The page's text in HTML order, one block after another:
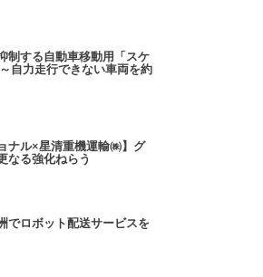
制する自動車移動用「スケ
自力走行できない車両を約
ナル×星清重機運輸㈱】グ
なる強化ねらう
でロボット配送サービスを